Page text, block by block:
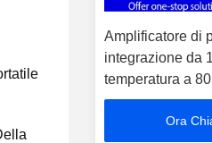
Amplificatore di
integrazione da
temperatura a
EMC
nella banda UV
Ora